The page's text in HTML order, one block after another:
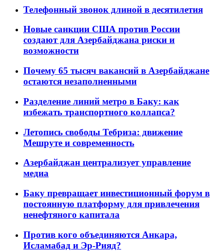
Телефонный звонок длиной в десятилетия
Новые санкции США против России
создают для Азербайджана риски и
возможности
Почему 65 тысяч вакансий в Азербайджане
остаются незаполненными
Разделение линий метро в Баку: как
избежать транспортного коллапса?
Летопись свободы Тебриза: движение
Мешруте и современность
Азербайджан централизует управление
медиа
Баку превращает инвестиционный форум в
постоянную платформу для привлечения
ненефтяного капитала
Против кого объединяются Анкара,
Исламабад и Эр-Рияд?